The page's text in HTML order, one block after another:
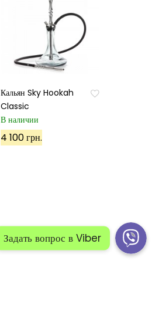
Кальян Sky Hookah
Classic
В наличии
4 100 грн.
Задать вопрос в Viber